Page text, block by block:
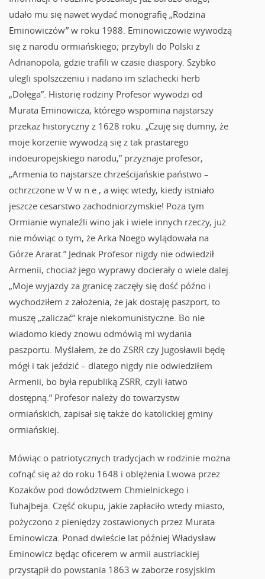
udało mu się nawet wydać monografię „Rodzina
Eminowiczów” w roku 1988. Eminowiczowie wywodzą
się z narodu ormiańskiego; przybyli do Polski z
Adrianopola, gdzie trafili w czasie diaspory. Szybko
ulegli spolszczeniu i nadano im szlachecki herb
„Dołęga”. Historię rodziny Profesor wywodzi od
Murata Eminowicza, którego wspomina najstarszy
przekaz historyczny z 1628 roku. „Czuję się dumny, że
moje korzenie wywodzą się z tak prastarego
indoeuropejskiego narodu,” przyznaje profesor,
„Armenia to najstarsze chrześcijańskie państwo –
ochrzczone w V w n.e., a więc wtedy, kiedy istniało
jeszcze cesarstwo zachodniorzymskie! Poza tym
Ormianie wynaleźli wino jak i wiele innych rzeczy, już
nie mówiąc o tym, że Arka Noego wylądowała na
Górze Ararat.” Jednak Profesor nigdy nie odwiedził
Armenii, chociaż jego wyprawy docierały o wiele dalej.
„Moje wyjazdy za granicę zaczęły się dość późno i
wychodziłem z założenia, że jak dostaję paszport, to
muszę „zaliczać” kraje niekomunistyczne. Bo nie
wiadomo kiedy znowu odmówią mi wydania
paszportu. Myślałem, że do ZSRR czy Jugosławii będę
mógł i tak jeździć – dlatego nigdy nie odwiedziłem
Armenii, bo była republiką ZSRR, czyli łatwo
dostępną.” Profesor należy do towarzystw
ormiańskich, zapisał się także do katolickiej gminy
ormiańskiej.
Mówiąc o patriotycznych tradycjach w rodzinie można
cofnąć się aż do roku 1648 i oblężenia Lwowa przez
Kozaków pod dowództwem Chmielnickego i
Tuhajbeja. Część okupu, jakie zapłaciło wtedy miasto,
pożyczono z pieniędzy zostawionych przez Murata
Eminowicza. Ponad dwieście lat później Władysław
Eminowicz będąc oficerem w armii austriackiej
przystąpił do powstania 1863 w zaborze rosyjskim